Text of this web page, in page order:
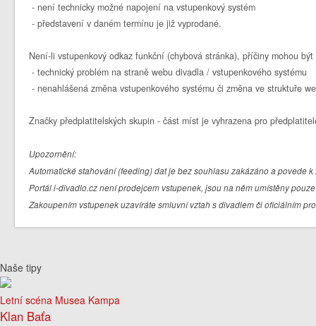
- není technicky možné napojení na vstupenkový systém
- představení v daném termínu je již vyprodané.
Není-li vstupenkový odkaz funkční (chybová stránka), příčiny mohou
- technický problém na straně webu divadla / vstupenkového systému
- nenahlášená změna vstupenkového systému či změna ve struktuře
Značky předplatitelských skupin - část míst je vyhrazena pro
Upozornění:
Automatické stahování (feeding) dat je bez souhlasu zakázáno a povede
Portál i-divadlo.cz není prodejcem vstupenek, jsou na něm umístěny
Zakoupením vstupenek uzavíráte smluvní vztah s divadlem či oficiálním
Naše tipy
Letní scéna Musea Kampa
Klan Baťa